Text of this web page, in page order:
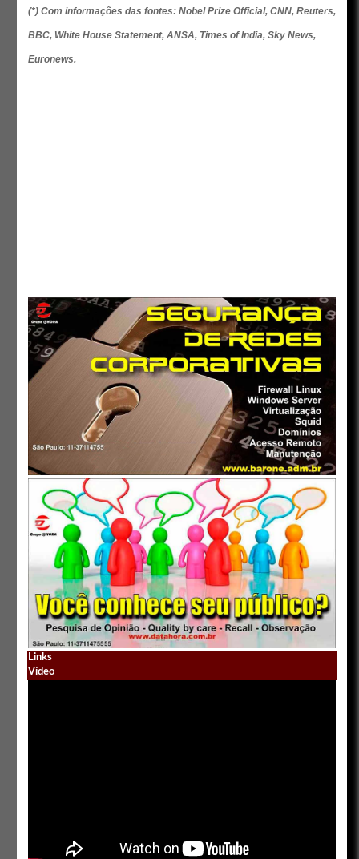
(*) Com informações das fontes: Nobel Prize Official, CNN, Reuters,
BBC, White House Statement, ANSA, Times of India, Sky News,
Euronews.
Links
Vídeo